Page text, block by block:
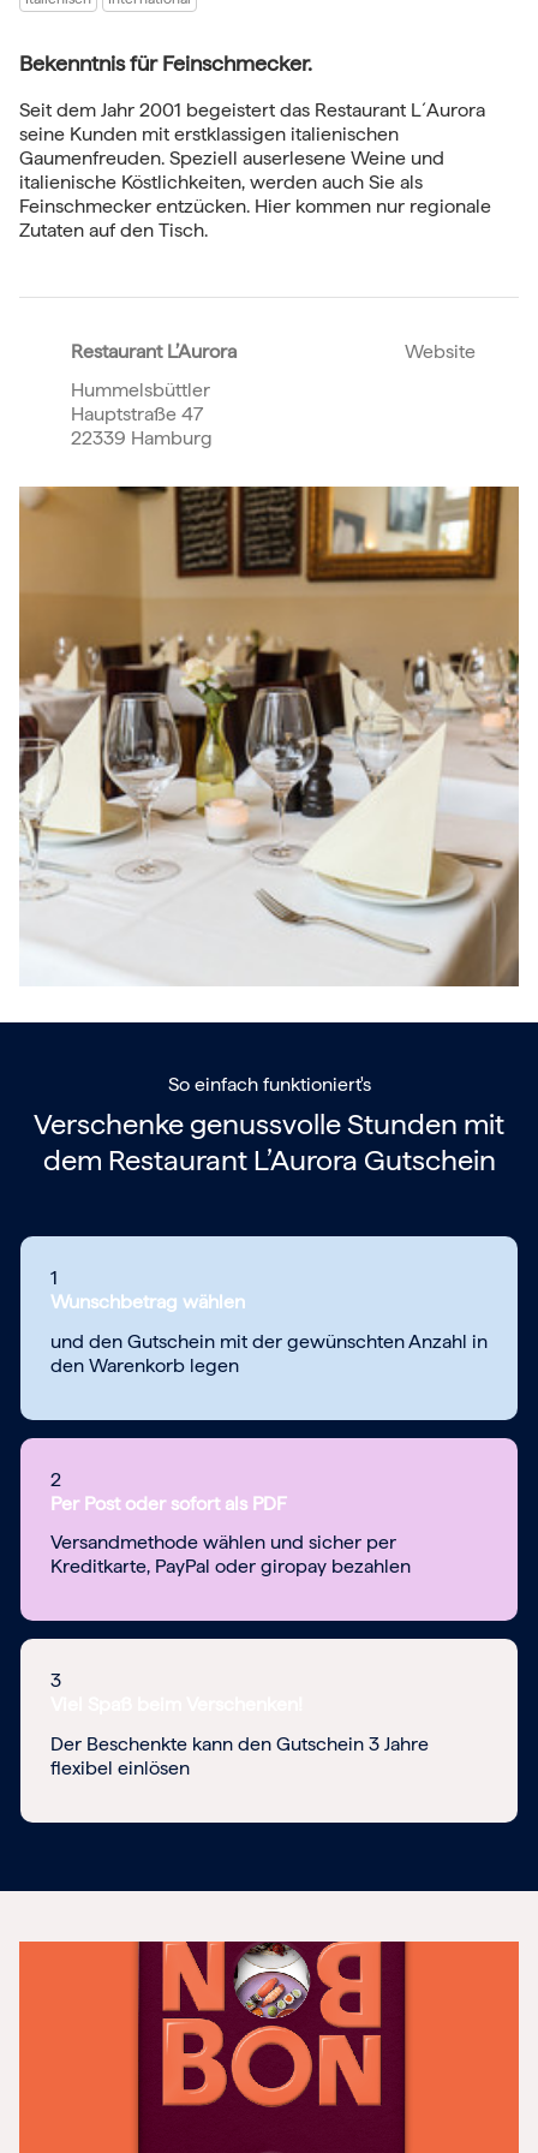
Bekenntnis für Feinschmecker.
Seit dem Jahr 2001 begeistert das Restaurant L´Aurora
seine Kunden mit erstklassigen italienischen
Gaumenfreuden. Speziell auserlesene Weine und
italienische Köstlichkeiten, werden auch Sie als
Feinschmecker entzücken. Hier kommen nur regionale
Zutaten auf den Tisch.
Restaurant L’Aurora
Hummelsbüttler
Hauptstraße 47
22339 Hamburg
Website
So einfach funktioniert's
Verschenke genussvolle Stunden mit
dem Restaurant L’Aurora Gutschein
1
Wunschbetrag wählen
und den Gutschein mit der gewünschten Anzahl in
den Warenkorb legen
2
Per Post oder sofort als PDF
Versandmethode wählen und sicher per
Kreditkarte, PayPal oder giropay bezahlen
3
Der Beschenkte kann den Gutschein 3 Jahre
flexibel einlösen